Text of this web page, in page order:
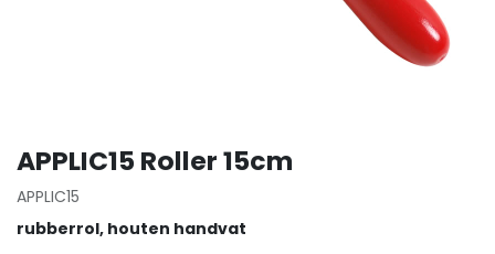
APPLIC15 Roller 15cm
APPLIC15
rubberrol, houten handvat